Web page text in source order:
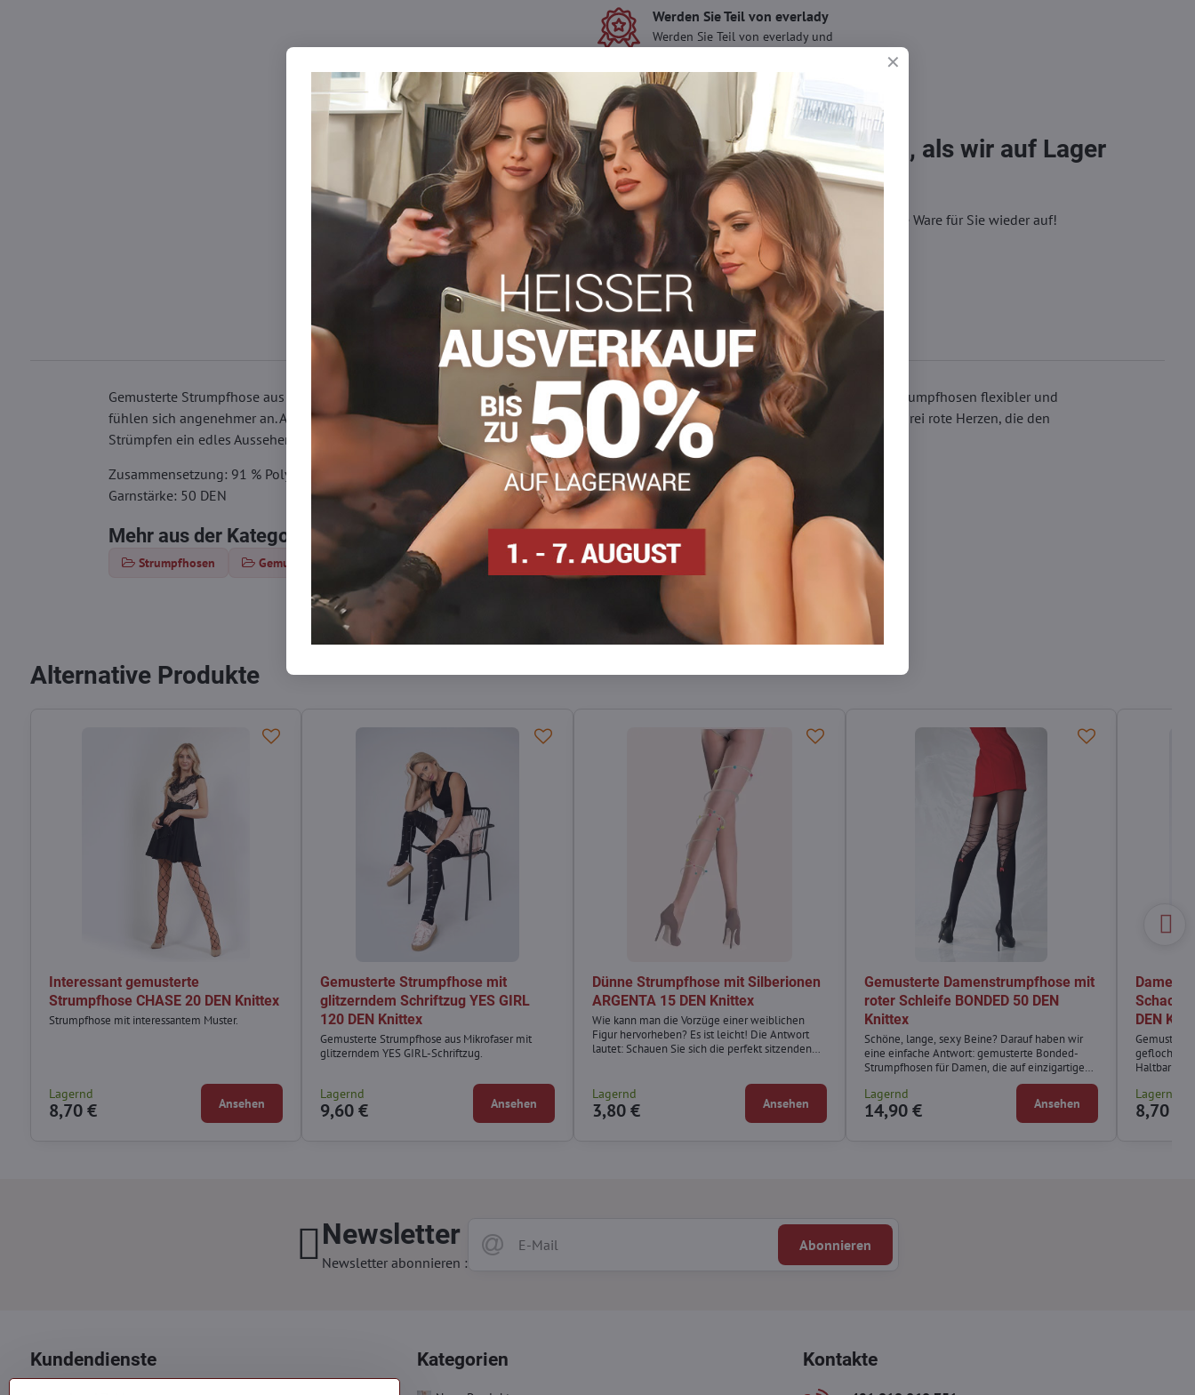
Werden Sie Teil von everlady
Werden Sie Teil von everlady und
genießen Sie einen5 %
Mitgliedervorteilbei jedem Einkauf.
Der Vorteil wird automatisch im
Warenkorb angewendet.
Möchten Sie mehr bestellen, als wir auf Lager
haben?
Zögern Sie nicht, uns zu kontaktieren, wir füllen die Ware für Sie wieder auf!
info​@everlady​.eu
Beschreibung Bewertungen 0 Diskussion 0
Gemusterte Strumpfhose aus gestricktem Garn, die für eine längere Haltbarkeit sorgt. Durch den Einsatz der 3D-Technologie sind Strumpfhosen flexibler und
fühlen sich angenehmer an. An der Taille sind sie mit dekorativer Spitze versehen. Sie haben seitlich und über dem Knöchel hinten drei rote Herzen, die den
Strümpfen ein edles Aussehen verleihen.
Zusammensetzung: 91 % Polyamid, 6 % Elasthan, 2 % Polypropylen, 1 % Baumwolle
Garnstärke: 50 DEN
Mehr aus der Kategorie
Strumpfhosen Gemusterte Strumpfhosen Strumpfhosen DEN Strumpfhosenn 50-60 DEN Silonky 50-60 DEN
LinkedIn
Alternative Produkte
Interessant gemusterte
Strumpfhose CHASE 20 DEN Knittex
Strumpfhose mit interessantem Muster.
Lagernd
8,70 € Ansehen
Gemusterte Strumpfhose mit
glitzerndem Schriftzug YES GIRL
120 DEN Knittex
Gemusterte Strumpfhose aus Mikrofaser mit
glitzerndem YES GIRL-Schriftzug.
Lagernd
9,60 € Ansehen
Dünne Strumpfhose mit Silberionen
ARGENTA 15 DEN Knittex
Wie kann man die Vorzüge einer weiblichen
Figur hervorheben? Es ist leicht! Die Antwort
lautet: Schauen Sie sich die perfekt sitzenden
die Klasse und einen perfekten Look vereinen,
dürfen in Ihrer Garderobe nicht fehlen.
Lagernd
3,80 € Ansehen
Gemusterte Damenstrumpfhose mit
roter Schleife BONDED 50 DEN
Knittex
Schöne, lange, sexy Beine? Darauf haben wir
eine einfache Antwort: gemusterte Bonded-
Strumpfhosen für Damen, die auf einzigartige
Weise lange Stiefel imitieren und hinten mit
einer roten Schleife gebunden sind.
Verführerische und sinnliche Strumpfhosen, die
überraschen und verführen.
Lagernd
14,90 € Ansehen
DEN
Haltbarkeit
Lagernd
8,70 €
Newsletter
Newsletter abonnieren :
Abonnieren
Kundendienste Kategorien Kontakte